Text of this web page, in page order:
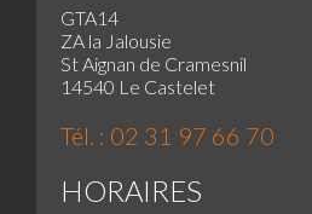
GTA14
ZA la Jalousie
St Aignan de Cramesnil
14540 Le Castelet
Tél. : 02 31 97 66 70
HORAIRES